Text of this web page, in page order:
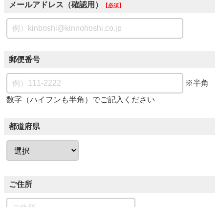
メールアドレス（確認用） 必須
郵便番号
※半角
数字（ハイフンも半角）でご記入ください
都道府県
ご住所